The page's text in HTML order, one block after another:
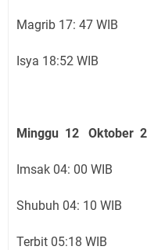
Magrib 17: 47 WIB
Isya 18:52 WIB
Minggu 12 Oktober
Imsak 04: 00 WIB
Shubuh 04: 10 WIB
Terbit 05:18 WIB